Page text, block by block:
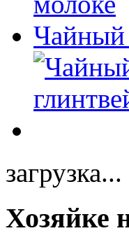
Чайный
загрузка...
Хозяйке